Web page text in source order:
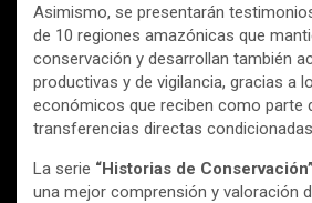
Asimismo, se presentarán
de 10 regiones amazónicas que
conservación y desarrollan también
productivas y de vigilancia, gracias a
económicos que reciben como parte
transferencias directas condicionadas
La serie “Historias de Conservación”
una mejor comprensión y valoración